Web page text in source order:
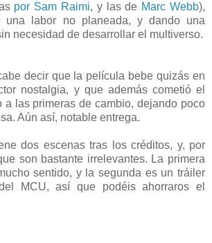
por Sam Raimi, y las de Marc Webb),
una labor no planeada, y dando una
necesidad de desarrollar el multiverso.
decir que la película bebe quizás en
nostalgia, y que además cometió el
a las primeras de cambio, dejando poco
Aún así, notable entrega.
dos escenas tras los créditos, y, por
son bastante irrelevantes. La primera
sentido, y la segunda es un tráiler
MCU, así que podéis ahorraros el